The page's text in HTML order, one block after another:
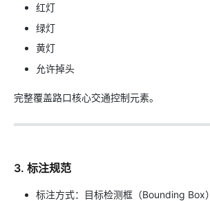
红灯
绿灯
黄灯
允许掉头
完整覆盖路口核心交通控制元素。
3. 标注规范
标注方式：目标检测框（Bounding Box）